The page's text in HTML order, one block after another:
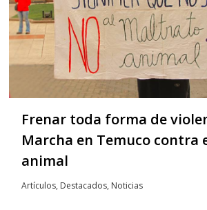
Frenar toda forma de
Marcha en Temuco
animal
Artículos, Destacados, Noticias